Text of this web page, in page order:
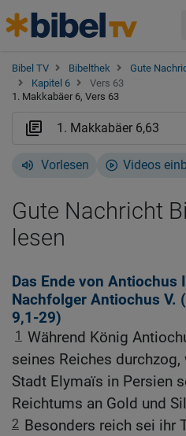
Bibel TV Bibelthek Gute
Kapitel 6
Vers 63
1. Makkabäer 6, Vers 63
Vorlesen Videos
Gute Nachricht
lesen
Das Ende von Antiochus
Nachfolger Antiochus V.
9,1-29)
1 Während König
seines Reiches
Stadt Elymaïs in Persien
Reichtums an Gold und
2 Besonders reich sei ihr